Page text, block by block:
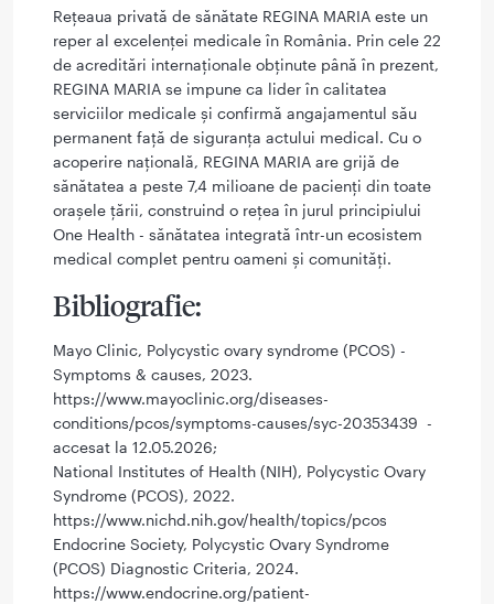
Rețeaua privată de sănătate REGINA MARIA este un
reper al excelenței medicale în România. Prin cele 22
de acreditări internaționale obținute până în prezent,
REGINA MARIA se impune ca lider în calitatea
serviciilor medicale și confirmă angajamentul său
permanent față de siguranța actului medical. Cu o
acoperire națională, REGINA MARIA are grijă de
sănătatea a peste 7,4 milioane de pacienți din toate
orașele țării, construind o rețea în jurul principiului
One Health - sănătatea integrată într-un ecosistem
medical complet pentru oameni și comunități.
Bibliografie:
Mayo Clinic, Polycystic ovary syndrome (PCOS) -
Symptoms & causes, 2023.
https://www.mayoclinic.org/diseases-
conditions/pcos/symptoms-causes/syc-20353439 -
accesat la 12.05.2026;
National Institutes of Health (NIH), Polycystic Ovary
Syndrome (PCOS), 2022.
https://www.nichd.nih.gov/health/topics/pcos
Endocrine Society, Polycystic Ovary Syndrome
(PCOS) Diagnostic Criteria, 2024.
https://www.endocrine.org/patient-